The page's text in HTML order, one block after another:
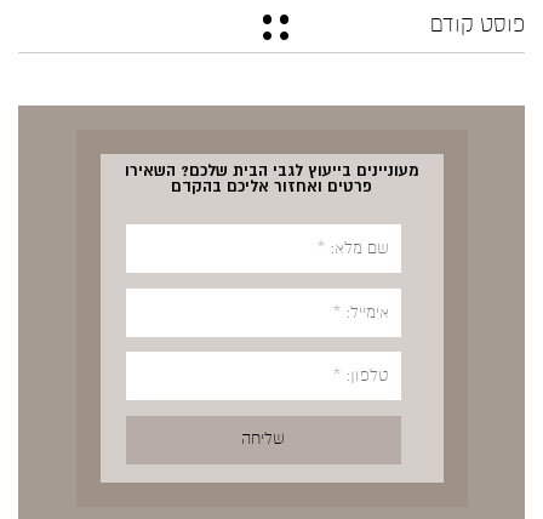
פוסט קודם
מעוניינים בייעוץ לגבי הבית שלכם? השאירו
פרטים ואחזור אליכם בהקדם